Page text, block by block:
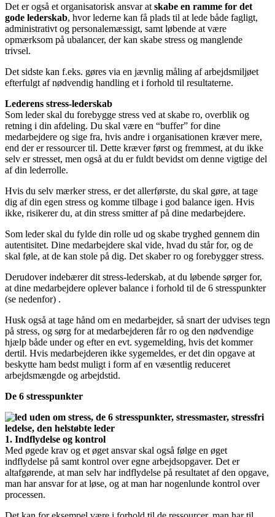
Det er også et organisatorisk ansvar at skabe en ramme for det
gode lederskab, hvor lederne kan få plads til at lede både fagligt,
administrativt og personalemæssigt, samt løbende at være
opmærksom på ubalancer, der kan skabe stress og manglende
trivsel.
Det sidste kan f.eks. gøres via en jævnlig måling af arbejdsmiljøet
efterfulgt af nødvendig handling et i forhold til resultaterne.
Lederens stress-lederskab
Som leder skal du forebygge stress ved at skabe ro, overblik og
retning i din afdeling. Du skal være en “buffer” for dine
medarbejdere og sige fra, hvis andre i organisationen kræver mere,
end der er ressourcer til. Dette kræver først og fremmest, at du ikke
selv er stresset, men også at du er fuldt bevidst om denne vigtige del
af din lederrolle.
Hvis du selv mærker stress, er det allerførste, du skal gøre, at tage
dig af din egen stress og komme tilbage i god balance igen. Hvis
ikke, risikerer du, at din stress smitter af på dine medarbejdere.
Som leder skal du fylde din rolle ud og skabe tryghed gennem din
autentisitet. Dine medarbejdere skal vide, hvad du står for, og de
skal føle, at de kan stole på dig. Det skaber ro og forebygger stress.
Derudover indebærer dit stress-lederskab, at du løbende sørger for,
at dine medarbejdere oplever balance i forhold til de 6 stresspunkter
(se nedenfor) .
Husk også at tage hånd om en medarbejder, så snart der udvises tegn
på stress, og sørg for at medarbejderen får ro og den nødvendige
hjælp både under og efter en evt. sygemelding, hvis det kommer
dertil. Hvis medarbejderen ikke sygemeldes, er det din opgave at
beskytte ham bedst muligt i form af en væsentlig reduceret
arbejdsmængde og arbejdstid.
De 6 stresspunkter
1. Indflydelse og kontrol
Med øgede krav og et øget ansvar skal også følge en øget
indflydelse på samt kontrol over egne arbejdsopgaver. Det er
altafgørende, at man selv har indflydelse på resultatet af den opgave,
man har ansvar for at løse, og at man har nogenlunde kontrol over
processen.